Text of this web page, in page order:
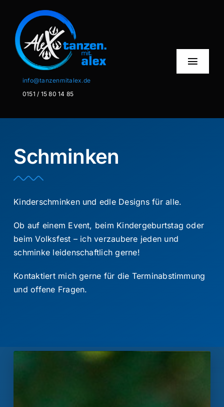
springen
info@tanzenmitalex.de
0151 / 15 80 14 85
Home
Privatstunden
Schminken
Kontakt
nach:
Schminken
Kinderschminken und edle Designs für alle.
Ob auf einem Event, beim Kindergeburtstag oder
beim Volksfest – ich verzaubere jeden und
schminke leidenschaftlich gerne!
Kontaktiert mich gerne für die Terminabstimmung
und offene Fragen.